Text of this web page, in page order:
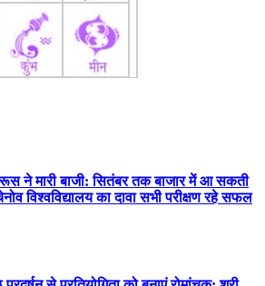
रूस ने मारी बाजी: सितंबर तक बाजार में आ सकती
विश्वविद्यालय का दावा सभी परीक्षण रहे सफल